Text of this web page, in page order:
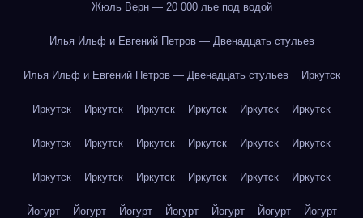
Жюль Верн — 20 000 лье под водой
Илья Ильф и Евгений Петров — Двенадцать стульев
Илья Ильф и Евгений Петров — Двенадцать стульев Иркутск
Иркутск Иркутск Иркутск Иркутск Иркутск Иркутск
Иркутск Иркутск Иркутск Иркутск Иркутск Иркутск
Иркутск Иркутск Иркутск Иркутск Иркутск Иркутск
Йогурт Йогурт Йогурт Йогурт Йогурт Йогурт Йогурт